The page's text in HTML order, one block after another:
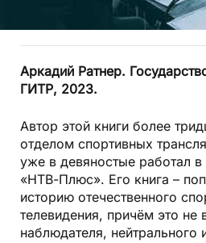
Аркадий Ратнер.
ГИТР, 2023.
Автор этой книги более
отделом спортивных
уже в девяностые работал в
«НТВ-Плюс». Его книга –
историю отечественного
телевидения, причём это не
наблюдателя,